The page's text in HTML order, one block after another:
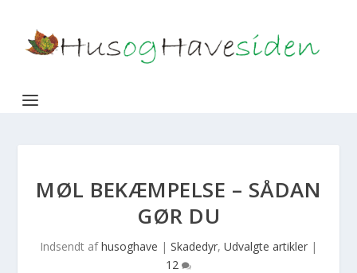
MØL BEKÆMPELSE – SÅDAN
GØR DU
Indsendt afhusoghave | Skadedyr, Udvalgte artikler |
12